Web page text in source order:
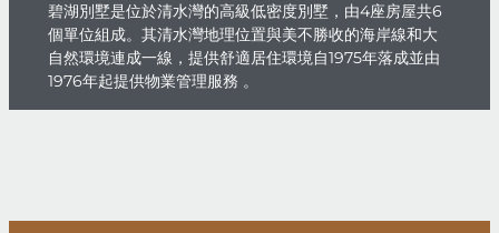
碧湖別墅是位於清水灣的高級低密度別墅，由4座房屋共6
個單位組成。其清水灣地理位置與美不勝收的海岸線和大
自然環境連成一線，提供舒適居住環境自1975年落成並由
1976年起提供物業管理服務 。